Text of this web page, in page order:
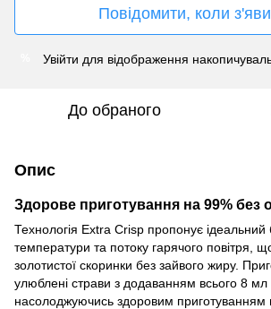
Повідомити, коли
Увійти для відображення
До обраного
Опис
Здорове приготування на 99% без
Технологія Extra Crisp пропонує ідеальний
температури та потоку гарячого повітря,
золотистої скоринки без зайвого жиру.
улюблені страви з додаванням всього 8 мл
насолоджуючись здоровим приготуванням